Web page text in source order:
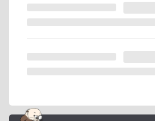
報」をご登録いただくことで即日ご